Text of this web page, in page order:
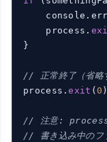
    process.
}
// 正常終了（省略
process.exit ( 0
// 注意:
// 書き込み中のフ